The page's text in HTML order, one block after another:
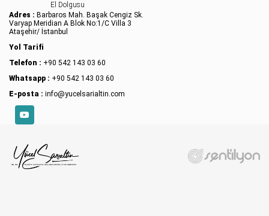
El Dolgusu
Adres : Barbaros Mah. Başak Cengiz Sk.
Varyap Meridian A Blok No:1/C Villa 3
Ataşehir/ İstanbul
Yol Tarifi
Telefon : +90 542 143 03 60
Whatsapp : +90 542 143 03 60
E-posta : info@yucelsarialtin.com
YouTube